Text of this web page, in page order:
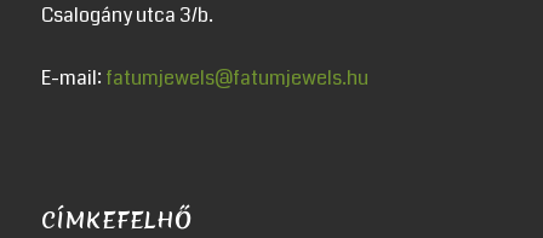
Csalogány utca 3/b.
E-mail: fatumjewels@fatumjewels.hu
CÍMKEFELHŐ